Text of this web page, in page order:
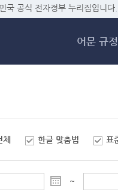
메
국 공식 전자정부 누리집입니다.
어문 규정
체 한글 맞춤법 표
~